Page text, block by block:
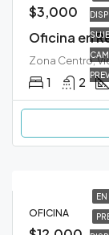
$3,000
1 2
EN
OFICINA